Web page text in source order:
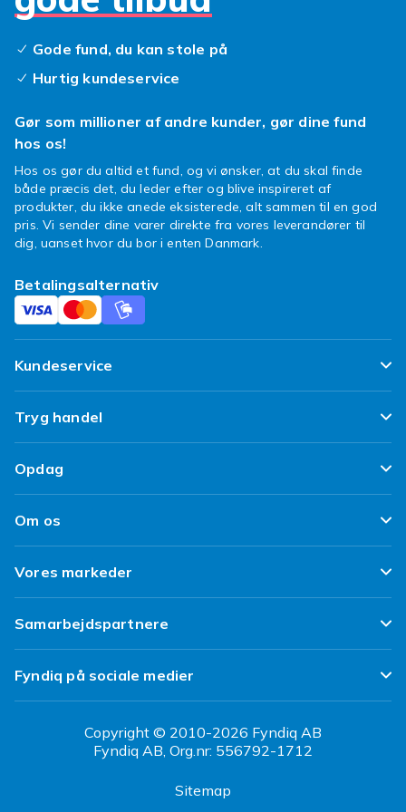
Vælg bløde, åndbare materialer som bomuld
Vask gerne i vaskepose og undgå skyllemiddel
der kan mindske elasticiteten. En amme-bh
flere at skifte mellem.
Køb amme-bh online
Uanset om du har brug for en behagelig
hverdagsmodel, en støttende bh eller en blød
nat-bh til amning, finder du prisvenlige
størrelser og materialer og find din amme-bh
nemt online hos Fyndiq. Udforsk også resten
af vores sortiment af
Gode fund, du kan stole på
Hurtig kundeservice
Gør som millioner af andre kunder, gør dine fund
hos os!
Hos os gør du altid et fund, og vi ønsker, at du skal finde
både præcis det, du leder efter og blive inspireret af
produkter, du ikke anede eksisterede, alt sammen til en god
pris. Vi sender dine varer direkte fra vores leverandører til
dig, uanset hvor du bor i enten Danmark.
Betalingsalternativ
Kundeservice
Ofte stillede spørgsmål
Spor min pakke
Levering
Fortryd & returner her
Tryg handel
Tilfredshedsgaranti
Kundeanmeldelser
Brukt/ Refurbished
Opdag
Top 100 fund
Design dit eget tøj
Om os
Klimaarbejde
Job hos Fyndiq
Tilgængelighed
Transparensrapport
Vores markeder
Fyndiq Sverige
Fyndiq Finland
Fyndiq Norge
CDON Danmark
CDON Sverige
Samarbejdspartnere
Partner Help Center
Regler og kvalitet
Fyndiq på sociale medier
Copyright © 2010-2026 Fyndiq AB
Fyndiq AB, Org.nr: 556792-1712
Sitemap